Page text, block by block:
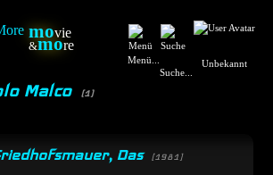
movie
&more
Menü...
Suche...
Unbekannt
Malco (1)
Das [1981]